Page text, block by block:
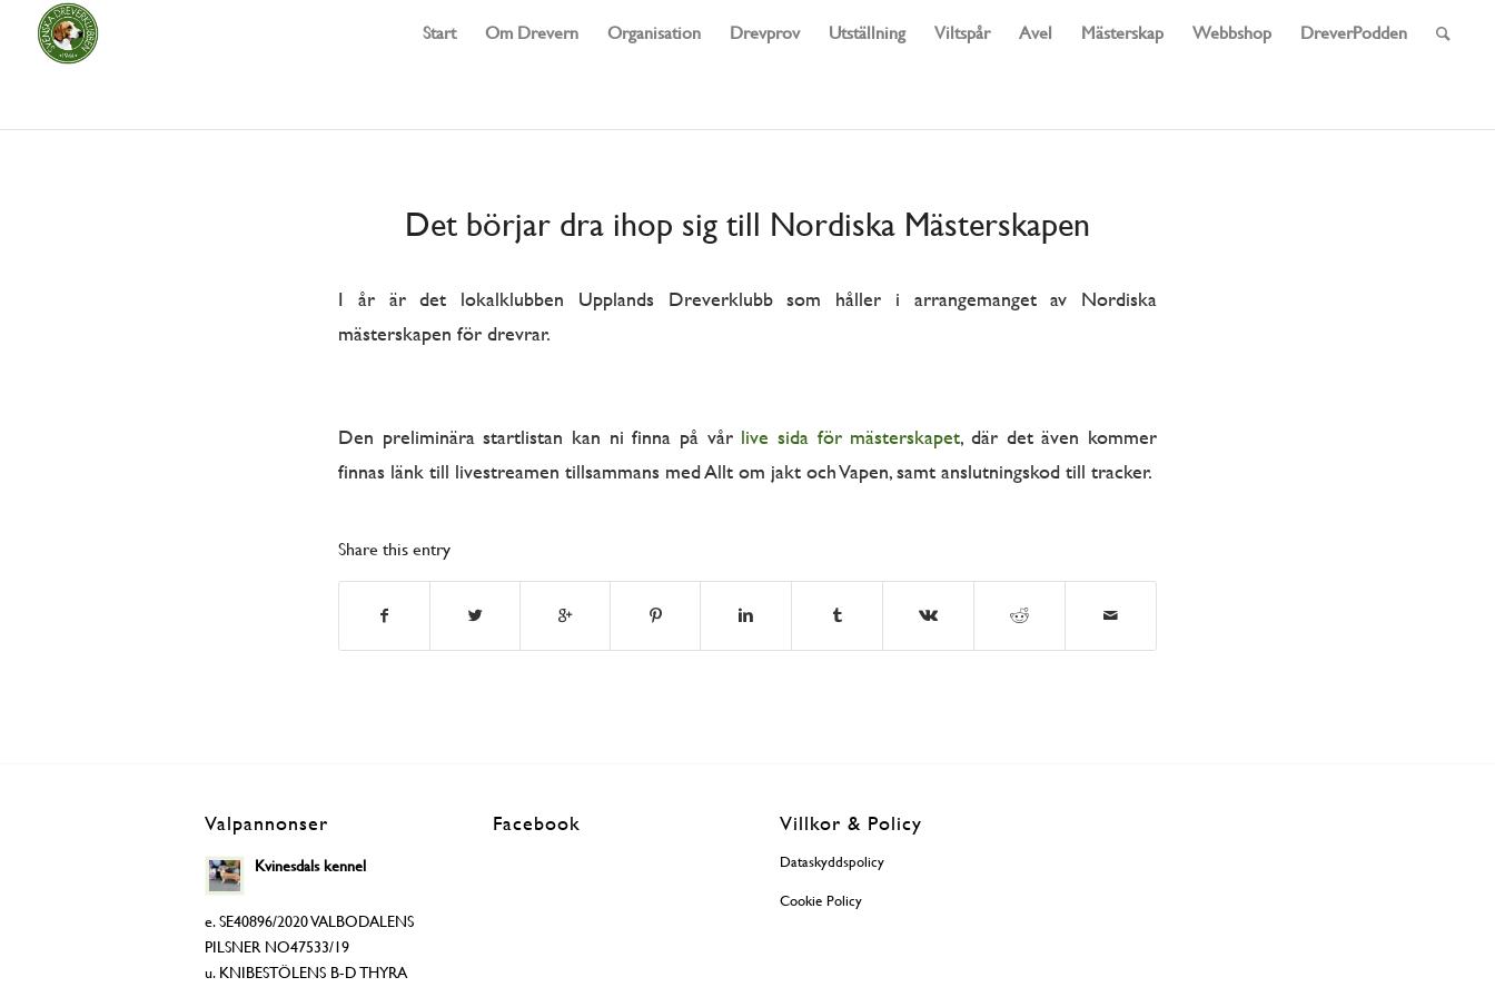
Start Om Drevern Organisation Drevprov Utställning Viltspår Avel Mästerskap Webbshop DreverPodden
Det börjar dra ihop sig till Nordiska Mästerskapen
I år är det lokalklubben Upplands Dreverklubb som håller i arrangemanget av Nordiska
mästerskapen för drevrar.
Den preliminära startlistan kan ni finna på vår live sida för mästerskapet, där det även kommer
finnas länk till livestreamen tillsammans med Allt om jakt och Vapen, samt anslutningskod till tracker.
Share this entry
Valpannonser
Kvinesdals kennel
e. SE40896/2020 VALBODALENS
PILSNER NO47533/19
u. KNIBESTÖLENS B-D THYRA
Facebook Villkor & Policy
Dataskyddspolicy
Cookie Policy